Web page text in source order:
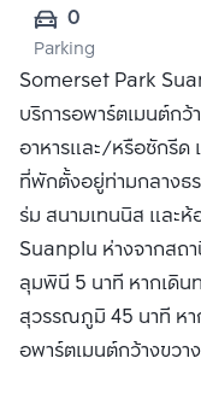
0
Parking
Somerset Park
บริการอพาร์ตเมนต์กว้
อาหารและ/หรือซักรีด
ที่พักตั้งอยู่ท่ามกลางธร
ร่ม สนามเทนนิส และห้
Suanplu ห่างจากสถา
ลุมพินี 5 นาที หากเดิน
สุวรรณภูมิ 45 นาที หา
อพาร์ตเมนต์กว้างขวา